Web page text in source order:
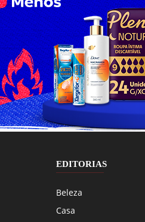
EDITORIAS
Beleza
Casa